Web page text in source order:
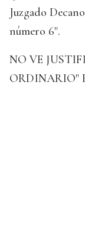
Juzgado
número 6".
NO VE
ORDINARIO"